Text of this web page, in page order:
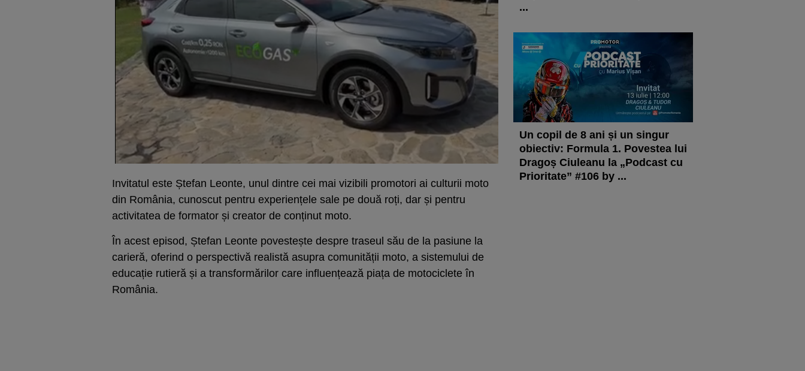
Invitatul este Ștefan Leonte, unul dintre cei mai vizibili promotori ai culturii moto
din România, cunoscut pentru experiențele sale pe două roți, dar și pentru
activitatea de formator și creator de conținut moto.
În acest episod, Ștefan Leonte povestește despre traseul său de la pasiune la
carieră, oferind o perspectivă realistă asupra comunității moto, a sistemului de
educație rutieră și a transformărilor care influențează piața de motociclete în
România.
...
Un copil de 8 ani și un singur
obiectiv: Formula 1. Povestea lui
Dragoș Ciuleanu la „Podcast cu
Prioritate” #106 by ...